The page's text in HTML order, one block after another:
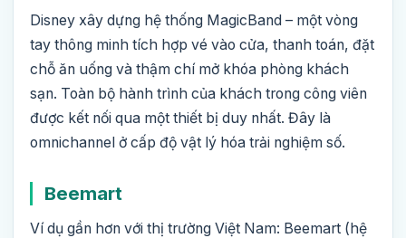
Disney xây dựng hệ thống MagicBand – một vòng
tay thông minh tích hợp vé vào cửa, thanh toán, đặt
chỗ ăn uống và thậm chí mở khóa phòng khách
sạn. Toàn bộ hành trình của khách trong công viên
được kết nối qua một thiết bị duy nhất. Đây là
omnichannel ở cấp độ vật lý hóa trải nghiệm số.
Beemart
Ví dụ gần hơn với thị trường Việt Nam: Beemart (hệ